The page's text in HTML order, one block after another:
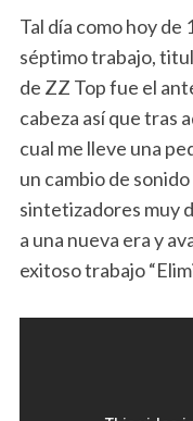
Tal día como hoy de
séptimo trabajo,
de ZZ Top fue el
cabeza así que tras
cual me lleve una
un cambio de
sintetizadores muy
a una nueva era y
exitoso trabajo